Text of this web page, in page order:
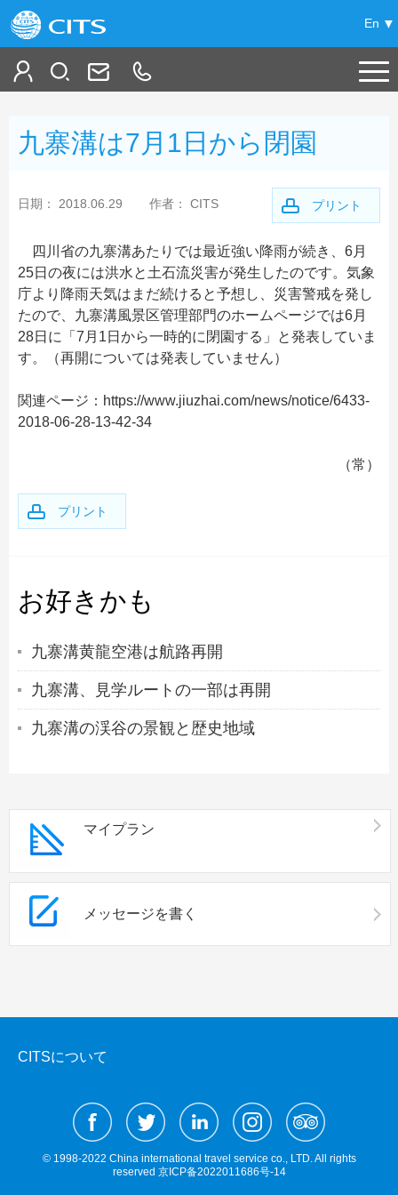
En
中国旅行情報
中国の旅
+
特集 +
ハイライト
鉄道の旅
北京新発見！
中国の都市観光 +
BeiJing 北京
GuiLin 桂林
ShangHai 上海
もっと...
オススメ +
チベット
シルクロード
大草原
提案コース
項目別
中国観光案内
+
BeiJing 北京
SuZhou 蘇州
全部見る
テーマ別中国の文化
風俗習慣
食文化
ヘルス
宗教文化
そのほか
+
文化と複合遺産
自然遺産
非物質文化遺産
九寨溝は7月1日から閉園
プリント
日期： 2018.06.29 作者： CITS プリント
四川省の九寨溝あたりでは最近強い降雨が続き、6月
25日の夜には洪水と土石流災害が発生したのです。気象
庁より降雨天気はまだ続けると予想し、災害警戒を発し
たので、九寨溝風景区管理部門のホームページでは6月
28日に「7月1日から一時的に閉園する」と発表していま
す。（再開については発表していません）
関連ページ：https://www.jiuzhai.com/news/notice/6433-
2018-06-28-13-42-34
（常）
お好きかも
九寨溝黄龍空港は航路再開
九寨溝、見学ルートの一部は再開
九寨溝の渓谷の景観と歴史地域
マイプラン
メッセージを書く
CITSについて
© 1998-2022 China international travel service co., LTD. All rights
reserved 京ICP备2022011686号-14